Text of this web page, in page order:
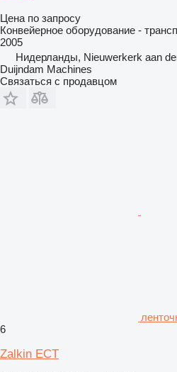
Цена по запросу
Конвейерное оборудование -
2005
Нидерланды, Nieuwerkerk aan
Duijndam Machines
Связаться с продавцом
6
Zalkin ECT